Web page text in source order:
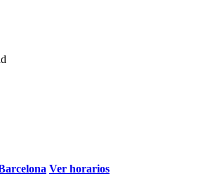
Ver horarios